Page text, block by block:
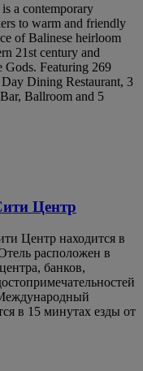
a contemporary
to warm and friendly
of Balinese heirloom
21st century and
Gods. Featuring 269
Dining Restaurant, 3
Ballroom and 5
Центр
Центр находится в
расположен в
банков,
в 15 минутах езды от